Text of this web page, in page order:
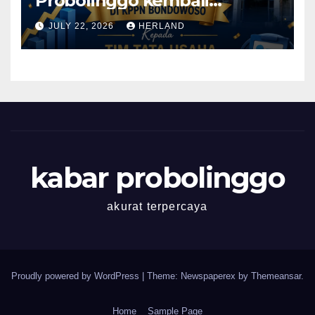
memperoleh Prestasi yang
Membanggakan!
JULY 22, 2026 HERLAND
kabar probolinggo
akurat terpercaya
Proudly powered by WordPress Theme: Newspaperex by Themeansar.
Home Sample Page